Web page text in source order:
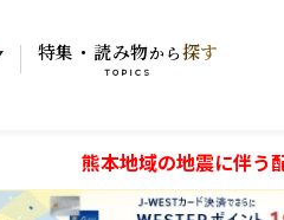
特集・読み物から 探す
TOPICS
熊本地域の地震に伴う